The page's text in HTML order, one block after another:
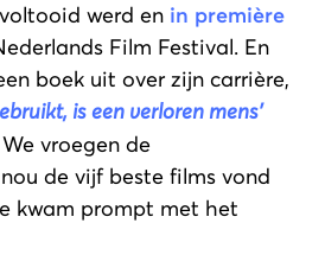
werd en in première
Film Festival. En
boek uit over zijn carrière,
is een verloren mens'
We vroegen de
de vijf beste films vond
kwam prompt met het